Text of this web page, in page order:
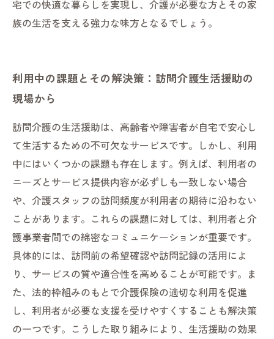
宅での快適な暮らしを実現し、介護が必要な方とその家
族の生活を支える強力な味方となるでしょう。
利用中の課題とその解決策：訪問介護生活援助の
現場から
訪問介護の生活援助は、高齢者や障害者が自宅で安心し
て生活するための不可欠なサービスです。しかし、利用
中にはいくつかの課題も存在します。例えば、利用者の
ニーズとサービス提供内容が必ずしも一致しない場合
や、介護スタッフの訪問頻度が利用者の期待に沿わない
ことがあります。これらの課題に対しては、利用者と介
護事業者間での綿密なコミュニケーションが重要です。
具体的には、訪問前の希望確認や訪問記録の活用によ
り、サービスの質や適合性を高めることが可能です。ま
た、法的枠組みのもとで介護保険の適切な利用を促進
し、利用者が必要な支援を受けやすくすることも解決策
の一つです。こうした取り組みにより、生活援助の効果